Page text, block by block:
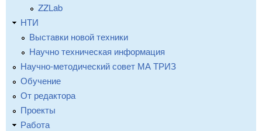
ZZLab
НТИ
Выставки новой техники
Научно техническая информация
Научно-методический совет МА ТРИЗ
Обучение
От редактора
Проекты
Работа